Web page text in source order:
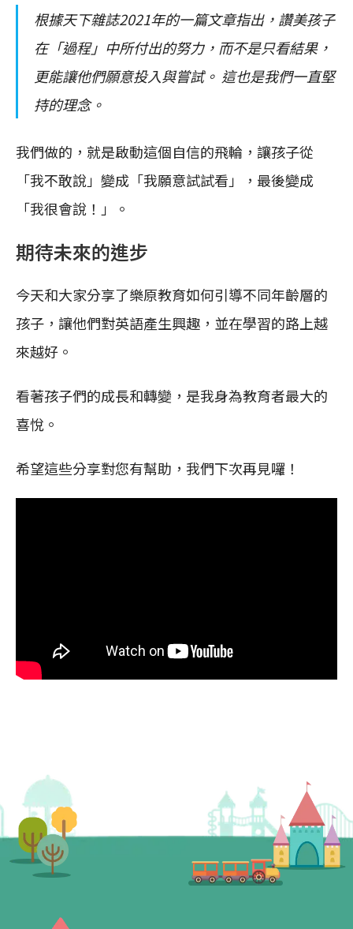
根據天下雜誌2021年的一篇文章指出，讚美孩子
在「過程」中所付出的努力，而不是只看結果，
更能讓他們願意投入與嘗試。 這也是我們一直堅
持的理念。
我們做的，就是啟動這個自信的飛輪，讓孩子從
「我不敢說」變成「我願意試試看」，最後變成
「我很會說！」。
期待未來的進步
今天和大家分享了樂原教育如何引導不同年齡層的
孩子，讓他們對英語產生興趣，並在學習的路上越
來越好。
看著孩子們的成長和轉變，是我身為教育者最大的
喜悅。
希望這些分享對您有幫助，我們下次再見囉！